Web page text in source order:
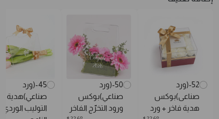
52-(ورد
صناعى)بوكس
هدية فاخر + ورد
50-(ورد
صناعي)بوكس
ورود التخرّج الفاخر
45-(ورد
صناعي)هدية
التوليب الوردي